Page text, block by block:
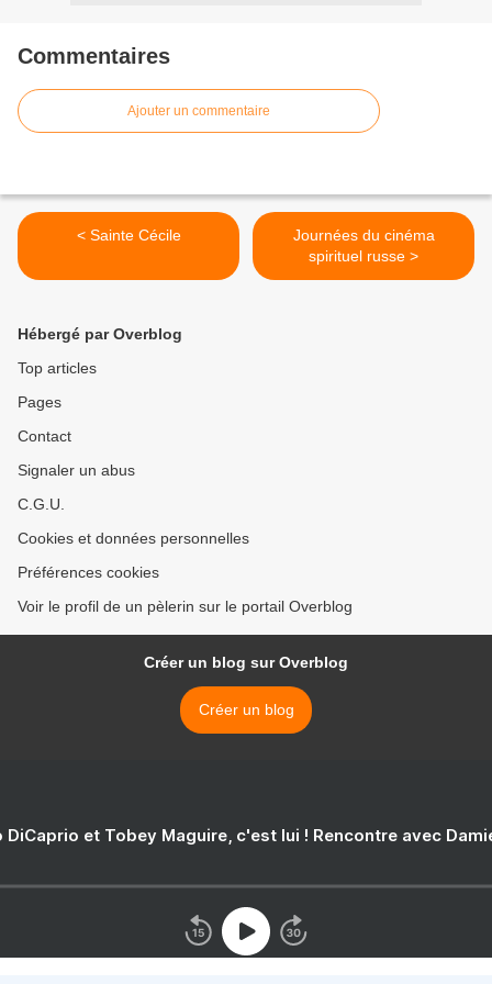
Commentaires
Ajouter un commentaire
< Sainte Cécile
Journées du cinéma
spirituel russe >
Hébergé par Overblog
Top articles
Pages
Contact
Signaler un abus
C.G.U.
Cookies et données personnelles
Préférences cookies
Voir le profil de un pèlerin sur le portail Overblog
Créer un blog sur Overblog
Créer un blog
DiCaprio et Tobey Maguire, c'est lui ! Rencontre avec